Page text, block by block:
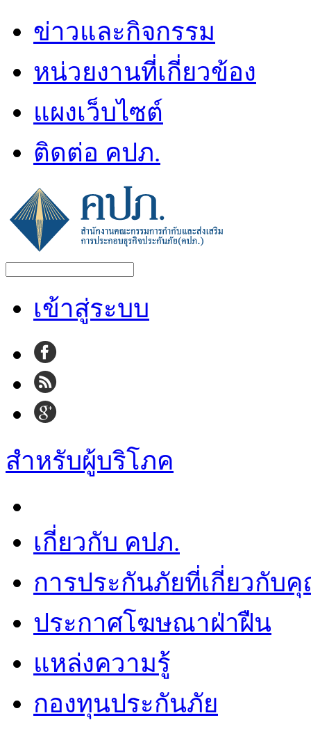
ข่าวและกิจกรรม
หน่วยงานที่เกี่ยวข้อง
แผงเว็บไซต์
ติดต่อ คปภ.
เข้าสู่ระบบ
สำหรับผู้บริโภค
เกี่ยวกับ คปภ.
การประกันภัยที่เกี่ยวกับ
ประกาศโฆษณาฝ่าฝืน
แหล่งความรู้
กองทุนประกันภัย